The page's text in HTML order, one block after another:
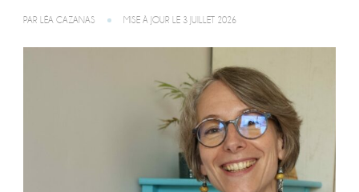
PAR LÉA CAZANAS MISE À JOUR LE 3 JUILLET 2026